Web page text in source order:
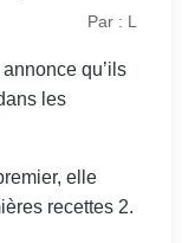
Par : L
qu’ils
les
elle
recettes 2.